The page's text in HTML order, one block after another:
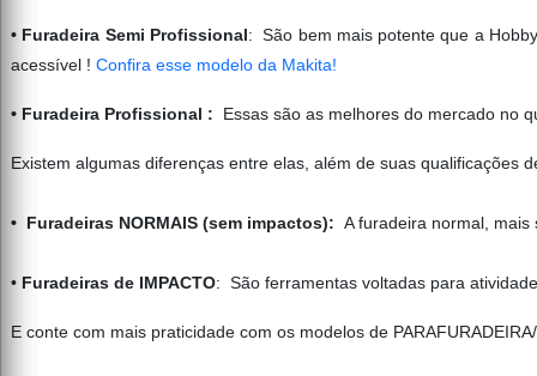
• Furadeira Semi Profissional: São bem mais potente que a
acessível ! Confira esse modelo da Makita!
• Furadeira Profissional : Essas são as melhores do mercado no
Existem algumas diferenças entre elas, além de suas qualificações
• Furadeiras NORMAIS (sem impactos): A furadeira normal,
• Furadeiras de IMPACTO: São ferramentas voltadas para
E conte com mais praticidade com os modelos de